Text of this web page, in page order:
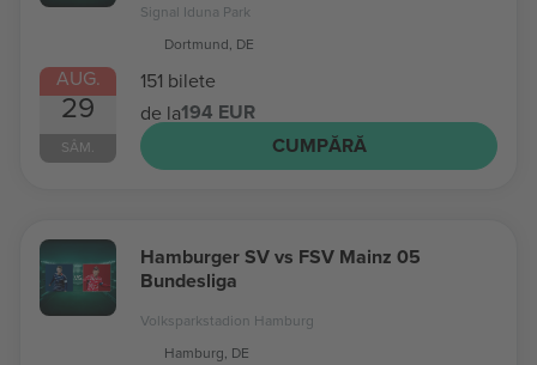
AUG.
29
SÂM.
Signal Iduna Park
Dortmund, DE
151 bilete
de la194 EUR
CUMPĂRĂ
Hamburger SV vs FSV Mainz 05
Bundesliga
Volksparkstadion Hamburg
Hamburg, DE